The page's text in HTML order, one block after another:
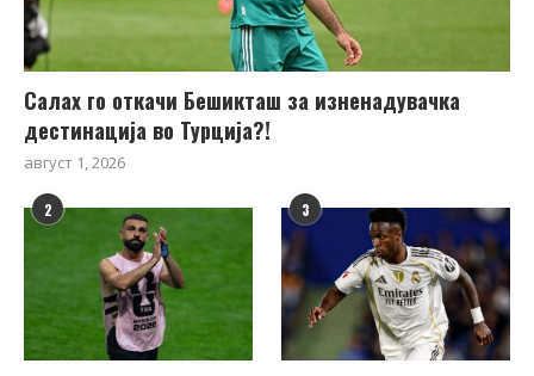
Салах го откачи Бешикташ за изненадувачка
дестинација во Турција?!
август 1, 2026
2 3